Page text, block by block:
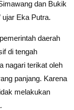
dan Bukik
ujar Eka Putra.
daerah
di tengah
nagari terikat oleh
panjang. Karena
melakukan